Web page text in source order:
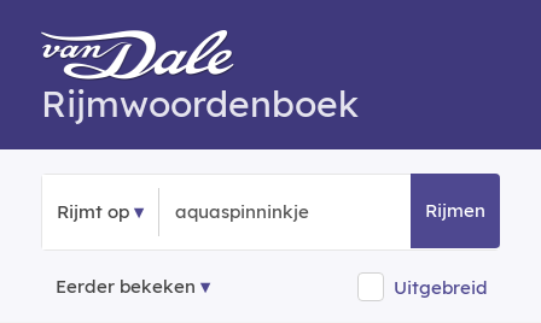
Rijmwoordenboek
Rijmt op Rijmen
Eerder bekeken Uitgebreid